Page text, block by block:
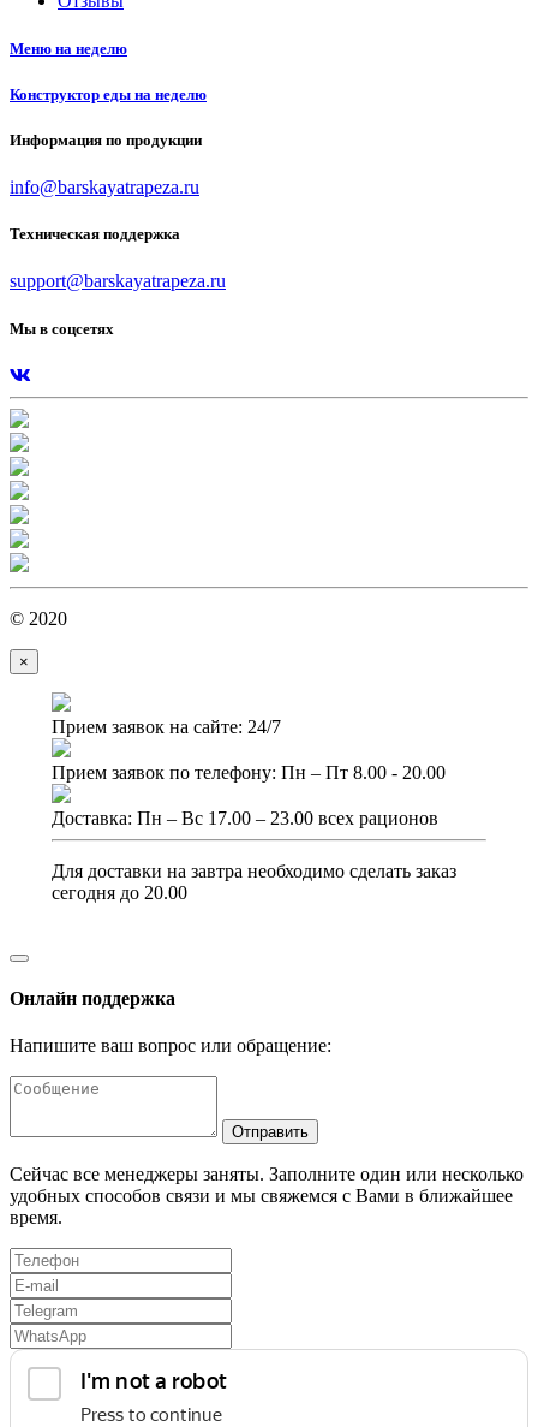
Меню на неделю
Конструктор еды на неделю
Информация по продукции
info@barskayatrapeza.ru
Техническая поддержка
support@barskayatrapeza.ru
Мы в соцсетях
© 2020
×
Прием заявок на сайте: 24/7
Прием заявок по телефону: Пн – Пт 8.00 - 20.00
Доставка: Пн – Вс 17.00 – 23.00 всех рационов
Для доставки на завтра необходимо сделать заказ
сегодня до 20.00
Онлайн поддержка
Напишите ваш вопрос или обращение:
Отправить
Сейчас все менеджеры заняты. Заполните один или несколько
удобных способов связи и мы свяжемся с Вами в ближайшее
время.